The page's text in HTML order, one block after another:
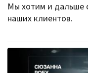
Мы хотим и дальше
наших клиентов.